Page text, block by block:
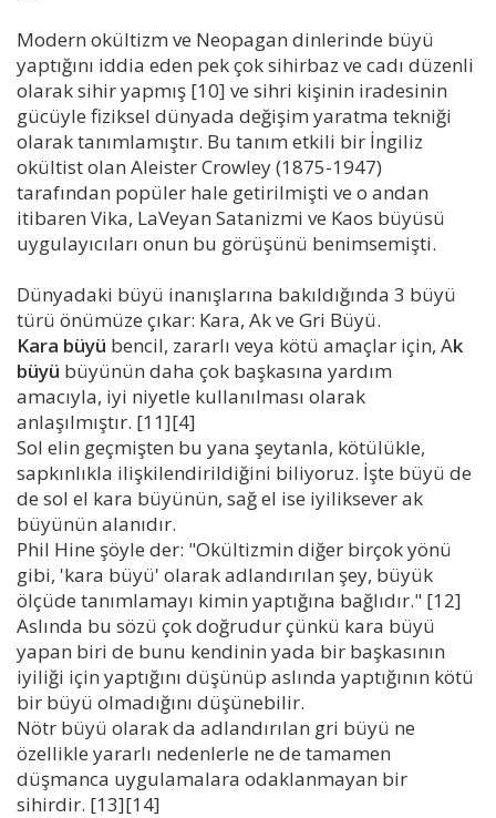
Modern okültizm ve Neopagan dinlerinde büyü
yaptığını iddia eden pek çok sihirbaz ve cadı düzenli
olarak sihir yapmış [10] ve sihri kişinin iradesinin
gücüyle fiziksel dünyada değişim yaratma tekniği
olarak tanımlamıştır. Bu tanım etkili bir İngiliz
okültist olan Aleister Crowley (1875-1947)
tarafından popüler hale getirilmişti ve o andan
itibaren Vika, LaVeyan Satanizmi ve Kaos büyüsü
uygulayıcıları onun bu görüşünü benimsemişti.
Dünyadaki büyü inanışlarına bakıldığında 3 büyü
türü önümüze çıkar: Kara, Ak ve Gri Büyü.
Kara büyü bencil, zararlı veya kötü amaçlar için, Ak
büyü büyünün daha çok başkasına yardım
amacıyla, iyi niyetle kullanılması olarak
anlaşılmıştır. [11][4]
Sol elin geçmişten bu yana şeytanla, kötülükle,
sapkınlıkla ilişkilendirildiğini biliyoruz. İşte büyü de
de sol el kara büyünün, sağ el ise iyiliksever ak
büyünün alanıdır.
Phil Hine şöyle der: "Okültizmin diğer birçok yönü
gibi, 'kara büyü' olarak adlandırılan şey, büyük
ölçüde tanımlamayı kimin yaptığına bağlıdır." [12]
Aslında bu sözü çok doğrudur çünkü kara büyü
yapan biri de bunu kendinin yada bir başkasının
iyiliği için yaptığını düşünüp aslında yaptığının kötü
bir büyü olmadığını düşünebilir.
Nötr büyü olarak da adlandırılan gri büyü ne
özellikle yararlı nedenlerle ne de tamamen
düşmanca uygulamalara odaklanmayan bir
sihirdir. [13][14]